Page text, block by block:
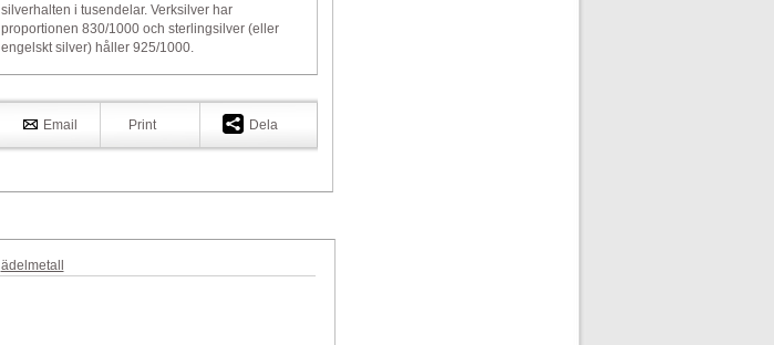
silverhalten i tusendelar. Verksilver har
proportionen 830/1000 och sterlingsilver (eller
engelskt silver) håller 925/1000.
Email Print Dela
ädelmetall